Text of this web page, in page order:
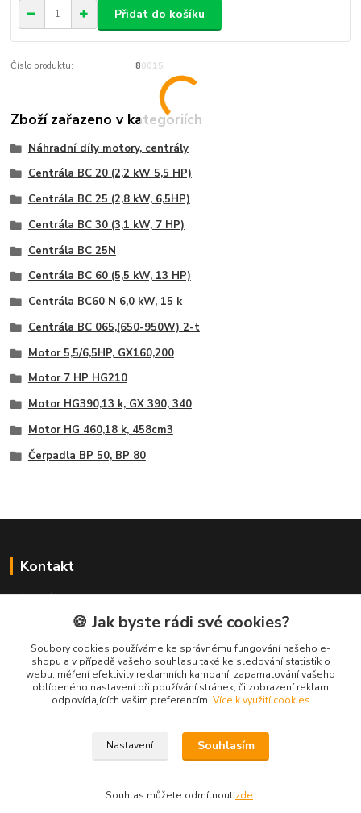
Přidat do košíku
Číslo produktu: 80015
Zboží zařazeno v kategoriích
Náhradní díly motory, centrály
Centrála BC 20 (2,2 kW 5,5 HP)
Centrála BC 25 (2,8 kW, 6,5HP)
Centrála BC 30 (3,1 kW, 7 HP)
Centrála BC 25N
Centrála BC 60 (5,5 kW, 13 HP)
Centrála BC60 N 6,0 kW, 15 k
Centrála BC 065,(650-950W) 2-t
Motor 5,5/6,5HP, GX160,200
Motor 7 HP HG210
Motor HG390,13 k, GX 390, 340
Motor HG 460,18 k, 458cm3
Čerpadla BP 50, BP 80
Kontakt
+420 481 621 329
centraly@enhlava.cz
🍪 Jak byste rádi své cookies?
Soubory cookies používáme ke správnému fungování našeho e-
shopu a v případě vašeho souhlasu také ke sledování statistik o
webu, měření efektivity reklamních kampaní, zapamatování vašeho
oblíbeného nastavení při používání stránek, či zobrazení reklam
odpovídajících vašim preferencím. Více k využití cookies
Nastavení Souhlasím
Souhlas můžete odmítnout zde.